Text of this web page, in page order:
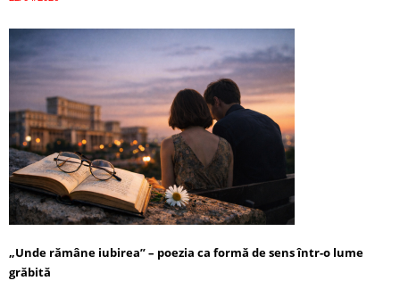
„Unde rămâne iubirea” – poezia ca formă de sens într-o lume
grăbită